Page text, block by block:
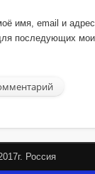
имя, email и
последующих
Россия